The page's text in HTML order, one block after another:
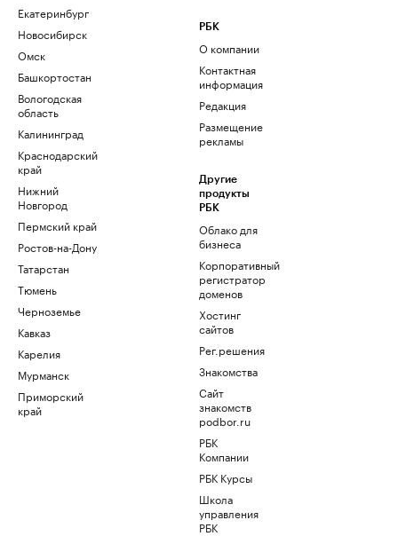
Екатеринбург
Новосибирск
Омск
Башкортостан
Вологодская
область
Калининград
Краснодарский
край
Нижний
Новгород
Пермский край
Ростов-на-Дону
Татарстан
Тюмень
Черноземье
Кавказ
Карелия
Мурманск
Приморский
край
РБК
О компании
Контактная
информация
Редакция
Размещение
рекламы
Другие
продукты
РБК
Облако для
бизнеса
Корпоративный
регистратор
доменов
Хостинг
сайтов
Рег.решения
Знакомства
Сайт
знакомств
podbor.ru
РБК
Компании
РБК Курсы
Школа
управления
РБК